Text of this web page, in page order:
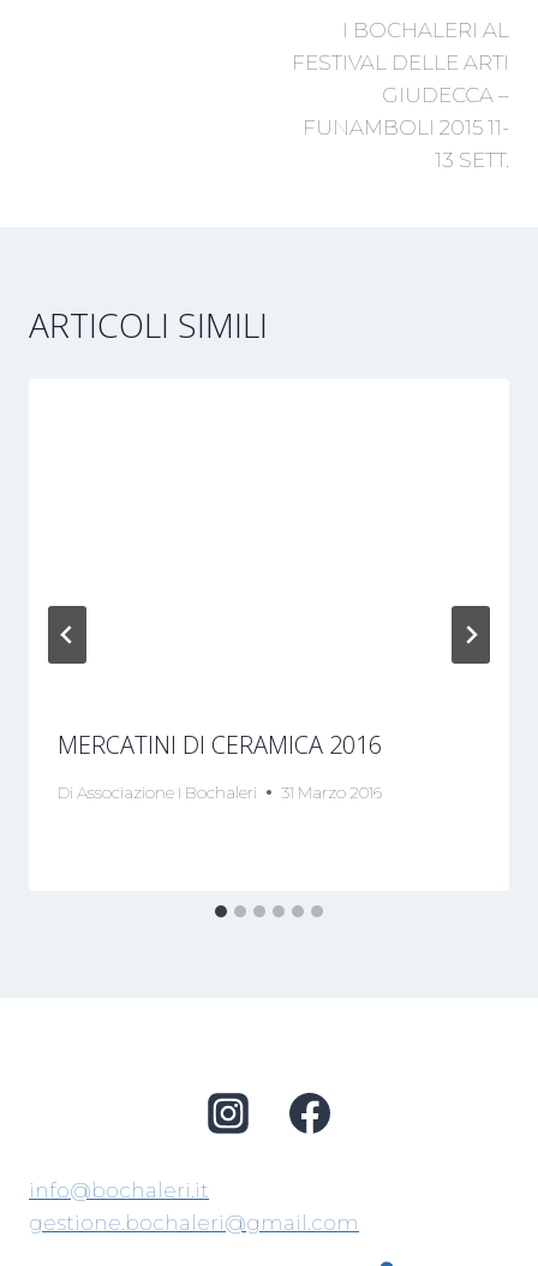
I BOCHALERI AL
FESTIVAL DELLE ARTI
GIUDECCA –
FUNAMBOLI 2015 11-
13 SETT.
ARTICOLI SIMILI
MERCATINI DI CERAMICA 2016
Di Associazione I Bochaleri 31 Marzo 2016
info@bochaleri.it
gestione.bochaleri@gmail.com